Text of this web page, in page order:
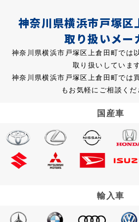
神奈川県横浜市戸塚区
取り扱いメー
神奈川県横浜市戸塚区上倉田町では
取り扱いしています
神奈川県横浜市戸塚区上倉田町では
もお気軽にご相談くだ
国産車
輸入車